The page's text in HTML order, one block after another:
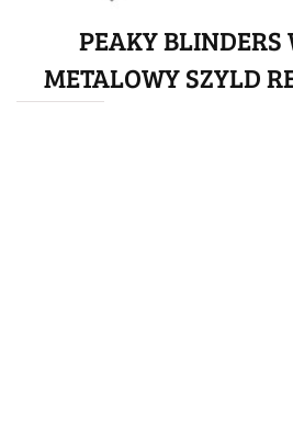
PEAKY BLINDERS
METALOWY SZYLD